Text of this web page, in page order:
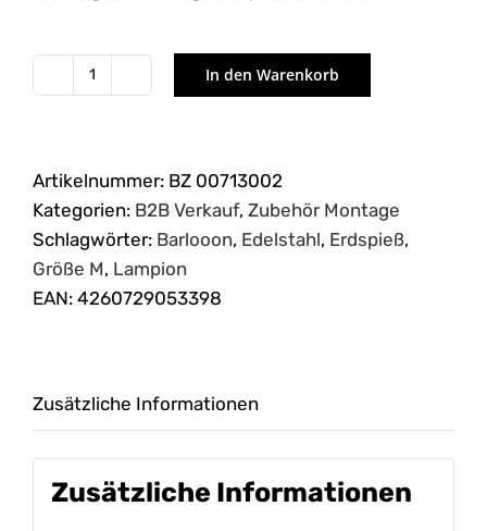
Erdspieß
den
Barlooon
Lampion
in
der
In den Warenkorb
Artikelnummer: BZ 00713002
Kategorien: B2B Verkauf, Zubehör Montage
Schlagwörter: Barlooon, Edelstahl, Erdspieß,
Größe M, Lampion
EAN: 4260729053398
Zusätzliche Informationen
Zusätzliche Informationen